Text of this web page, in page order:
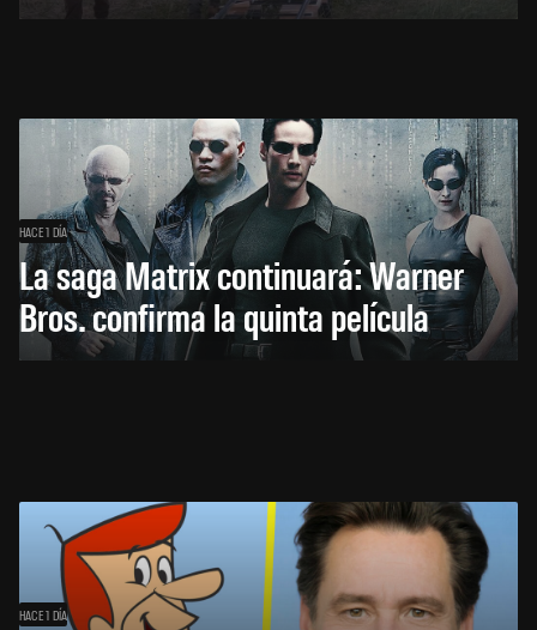
HACE 1 DÍA
La saga Matrix continuará: Warner
Bros. confirma la quinta película
HACE 1 DÍA